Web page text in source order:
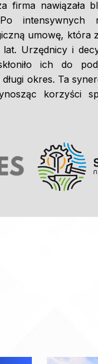
firma nawiązała
intensywnych
umowę, która
Urzędnicy i
ich do
okres. Ta
korzyści